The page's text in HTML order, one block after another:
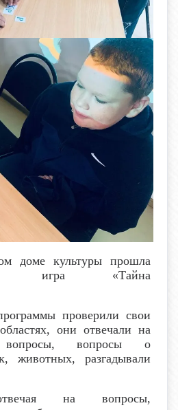
доме культуры прошла
игра «Тайна
проверили свои
они отвечали на
вопросы, вопросы о
животных, разгадывали
на вопросы,